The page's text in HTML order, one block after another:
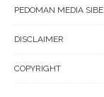
PEDOMAN MEDIA
DISCLAIMER
COPYRIGHT